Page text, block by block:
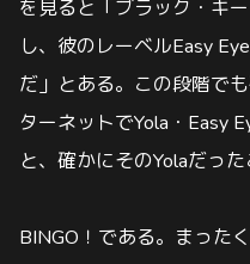
を見ると「ブラック・キ
し、彼のレーベルEasy
だ」とある。この段階で
ターネットでYola・Easy
と、確かにそのYolaだっ
BINGO！である。まった